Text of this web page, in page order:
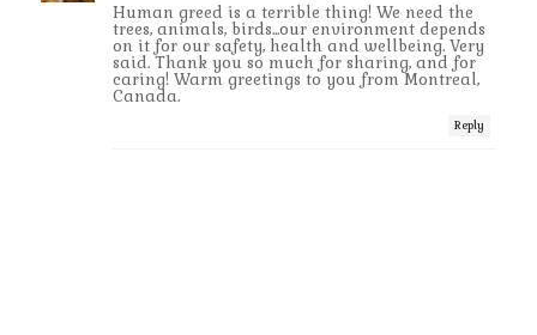
Human greed is a terrible thing! We need the
trees, animals, birds...our environment depends
on it for our safety, health and wellbeing. Very
said. Thank you so much for sharing, and for
caring! Warm greetings to you from Montreal,
Canada.
Reply